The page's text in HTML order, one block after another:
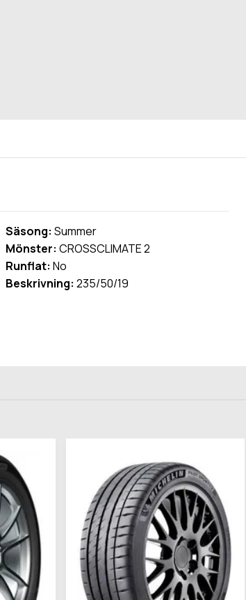
Säsong: Summer
Mönster: CROSSCLIMATE 2
Runflat: No
Beskrivning: 235/50/19